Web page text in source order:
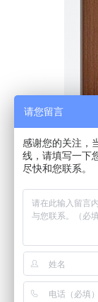
请您留言
感谢您的关注，
线，请填写一下
尽快和您联系。